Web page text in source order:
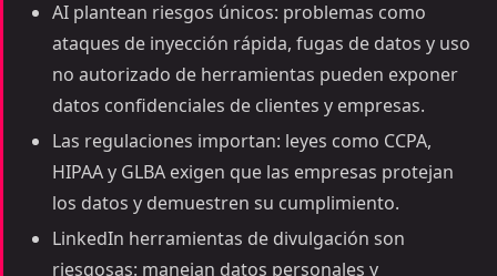
AI plantean riesgos únicos: problemas como
ataques de inyección rápida, fugas de datos y uso
no autorizado de herramientas pueden exponer
datos confidenciales de clientes y empresas.
Las regulaciones importan: leyes como CCPA,
HIPAA y GLBA exigen que las empresas protejan
los datos y demuestren su cumplimiento.
LinkedIn herramientas de divulgación son
riesgosas: manejan datos personales y